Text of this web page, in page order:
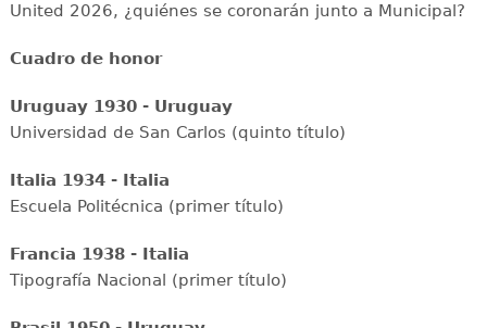
United 2026, ¿quiénes se coronarán junto a Municipal?
Cuadro de honor
Uruguay 1930 - Uruguay
Universidad de San Carlos (quinto título)
Italia 1934 - Italia
Escuela Politécnica (primer título)
Francia 1938 - Italia
Tipografía Nacional (primer título)